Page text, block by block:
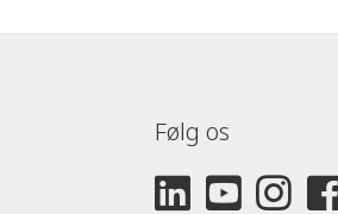
Følg os